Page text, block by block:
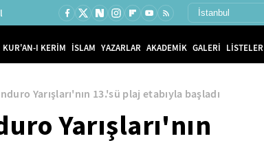
KUR'AN-I KERİM İSLAM YAZARLAR AKADEMİK GALERİ LİSTELER
Yarışları'nın 13.'sü plaj etabıyla başladı
Yarışları'nın